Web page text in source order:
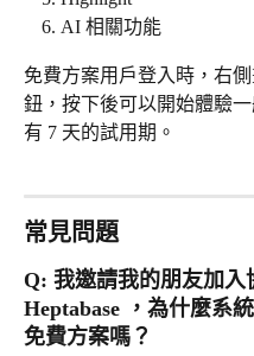
AI 相關功能
免費方案用戶登入時，右
鈕，按下後可以開始體驗
有 7 天的試用期。
常見問題
Q: 我邀請我的朋友加
Heptabase ，為什麼系
免費方案嗎？